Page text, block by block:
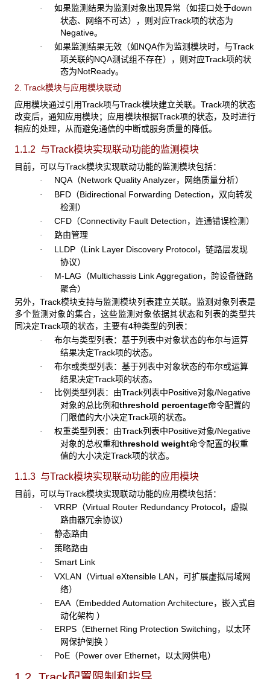
· 如果监测结果为监测对象出现异常（如接口处于down
状态、网络不可达），则对应Track项的状态为
Negative。
· 如果监测结果无效（如NQA作为监测模块时，与Track
项关联的NQA测试组不存在），则对应Track项的状
态为NotReady。
2. Track模块与应用模块联动
应用模块通过引用Track项与Track模块建立关联。Track项的状态
改变后，通知应用模块；应用模块根据Track项的状态，及时进行
相应的处理，从而避免通信的中断或服务质量的降低。
1.1.2 与Track模块实现联动功能的监测模块
目前，可以与Track模块实现联动功能的监测模块包括：
· NQA（Network Quality Analyzer，网络质量分析）
· BFD（Bidirectional Forwarding Detection，双向转发
检测）
· CFD（Connectivity Fault Detection，连通错误检测）
· 路由管理
· LLDP（Link Layer Discovery Protocol，链路层发现
协议）
· M-LAG（Multichassis Link Aggregation，跨设备链路
聚合）
另外，Track模块支持与监测模块列表建立关联。监测对象列表是
多个监测对象的集合，这些监测对象依据其状态和列表的类型共
同决定Track项的状态，主要有4种类型的列表：
· 布尔与类型列表：基于列表中对象状态的布尔与运算
结果决定Track项的状态。
· 布尔或类型列表：基于列表中对象状态的布尔或运算
结果决定Track项的状态。
· 比例类型列表：由Track列表中Positive对象/Negative
对象的总比例和threshold percentage命令配置的
门限值的大小决定Track项的状态。
· 权重类型列表：由Track列表中Positive对象/Negative
对象的总权重和threshold weight命令配置的权重
值的大小决定Track项的状态。
1.1.3 与Track模块实现联动功能的应用模块
目前，可以与Track模块实现联动功能的应用模块包括：
· VRRP（Virtual Router Redundancy Protocol，虚拟
路由器冗余协议）
· 静态路由
· 策略路由
· Smart Link
· VXLAN（Virtual eXtensible LAN，可扩展虚拟局域网
络）
· EAA（Embedded Automation Architecture，嵌入式自
动化架构 ）
· ERPS（Ethernet Ring Protection Switching，以太环
网保护倒换 ）
· PoE（Power over Ethernet，以太网供电）